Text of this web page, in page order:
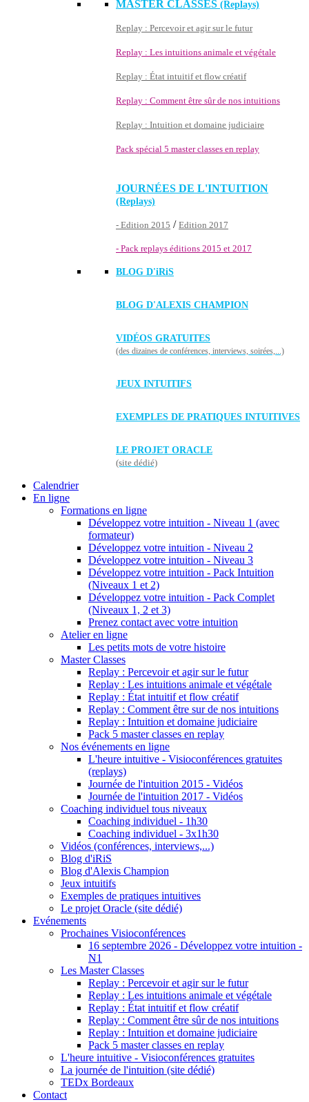
MASTER CLASSES (Replays)
Replay : Percevoir et agir sur le futur
Replay : Les intuitions animale et végétale
Replay : État intuitif et flow créatif
Replay : Comment être sûr de nos intuitions
Replay : Intuition et domaine judiciaire
Pack spécial 5 master classes en replay
JOURNÉES DE L'INTUITION
(Replays)
- Edition 2015 / Edition 2017
- Pack replays éditions 2015 et 2017
BLOG D'iRiS
BLOG D'ALEXIS CHAMPION
VIDÉOS GRATUITES
(des dizaines de conférences, interviews, soirées,...)
JEUX INTUITIFS
EXEMPLES DE PRATIQUES INTUITIVES
LE PROJET ORACLE
(site dédié)
Calendrier
En ligne
Formations en ligne
Développez votre intuition - Niveau 1 (avec
formateur)
Développez votre intuition - Niveau 2
Développez votre intuition - Niveau 3
Développez votre intuition - Pack Intuition
(Niveaux 1 et 2)
Développez votre intuition - Pack Complet
(Niveaux 1, 2 et 3)
Prenez contact avec votre intuition
Atelier en ligne
Les petits mots de votre histoire
Master Classes
Replay : Percevoir et agir sur le futur
Replay : Les intuitions animale et végétale
Replay : État intuitif et flow créatif
Replay : Comment être sur de nos intuitions
Replay : Intuition et domaine judiciaire
Pack 5 master classes en replay
Nos événements en ligne
L'heure intuitive - Visioconférences gratuites
(replays)
Journée de l'intuition 2015 - Vidéos
Journée de l'intuition 2017 - Vidéos
Coaching individuel tous niveaux
Coaching individuel - 1h30
Coaching individuel - 3x1h30
Vidéos (conférences, interviews,...)
Blog d'iRiS
Blog d'Alexis Champion
Jeux intuitifs
Exemples de pratiques intuitives
Le projet Oracle (site dédié)
Evénements
Prochaines Visioconférences
16 septembre 2026 - Développez votre intuition -
N1
Les Master Classes
Replay : Percevoir et agir sur le futur
Replay : Les intuitions animale et végétale
Replay : État intuitif et flow créatif
Replay : Comment être sûr de nos intuitions
Replay : Intuition et domaine judiciaire
Pack 5 master classes en replay
L'heure intuitive - Visioconférences gratuites
La journée de l'intuition (site dédié)
TEDx Bordeaux
Contact